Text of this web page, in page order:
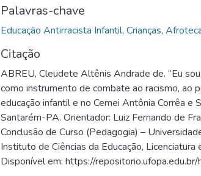
Palavras-chave
Educação Antirracista Infantil, Crianças,
Citação
ABREU, Cleudete Altênis Andrade de. “Eu
como instrumento de combate ao racismo, ao
educação infantil e no Cemei Antônia Corrêa e
Santarém-PA. Orientador: Luiz Fernando de
Conclusão de Curso (Pedagogia) –
Instituto de Ciências da Educação,
Disponível em: https://